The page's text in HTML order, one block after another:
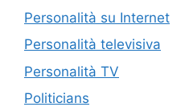
Personalità su Internet
Personalità televisiva
Personalità TV
Politicians